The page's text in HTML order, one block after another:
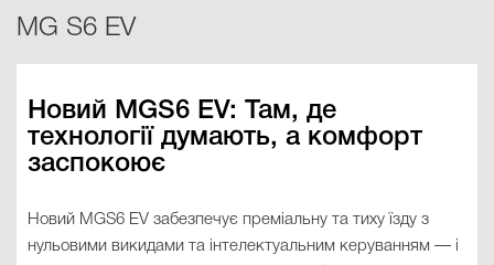
MG S6 EV
Новий MGS6 EV: Там, де
технології думають, а комфорт
заспокоює
Новий MGS6 EV забезпечує преміальну та тиху їзду з
нульовими викидами та інтелектуальним керуванням — і